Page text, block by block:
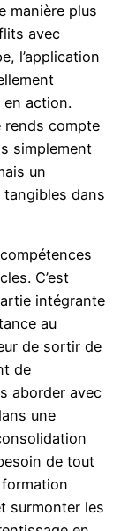
manière plus
avec
l’application
action.
rends compte
simplement
un
dans
C’est
intégrante
au
de sortir de
de
aborder avec
une
de tout
surmonter les